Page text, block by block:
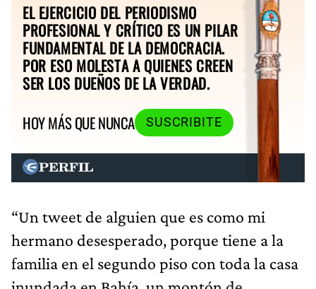
EL EJERCICIO DEL PERIODISMO
PROFESIONAL Y CRÍTICO ES UN PILAR
FUNDAMENTAL DE LA DEMOCRACIA.
POR ESO MOLESTA A QUIENES CREEN
SER LOS DUEÑOS DE LA VERDAD.
HOY MÁS QUE NUNCA
SUSCRIBITE
“Un tweet de alguien que es como mi
hermano desesperado, porque tiene a la
familia en el segundo piso con toda la casa